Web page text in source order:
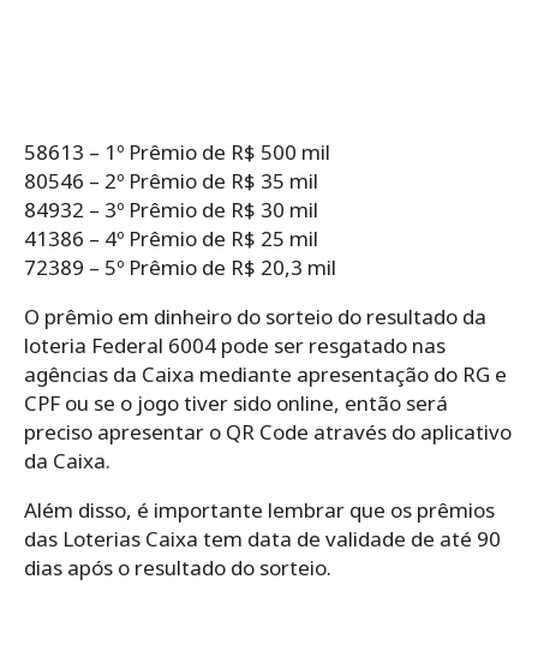
58613 – 1º Prêmio de R$ 500 mil
80546 – 2º Prêmio de R$ 35 mil
84932 – 3º Prêmio de R$ 30 mil
41386 – 4º Prêmio de R$ 25 mil
72389 – 5º Prêmio de R$ 20,3 mil
O prêmio em dinheiro do sorteio do resultado da
loteria Federal 6004 pode ser resgatado nas
agências da Caixa mediante apresentação do RG e
CPF ou se o jogo tiver sido online, então será
preciso apresentar o QR Code através do aplicativo
da Caixa.
Além disso, é importante lembrar que os prêmios
das Loterias Caixa tem data de validade de até 90
dias após o resultado do sorteio.